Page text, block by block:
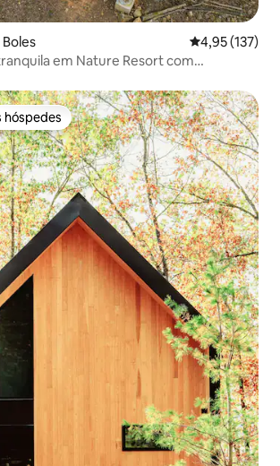
Boles 4,95 de uma
4,95 (137)
em Nature Resort com
preferidos dos hóspedes
hóspedes